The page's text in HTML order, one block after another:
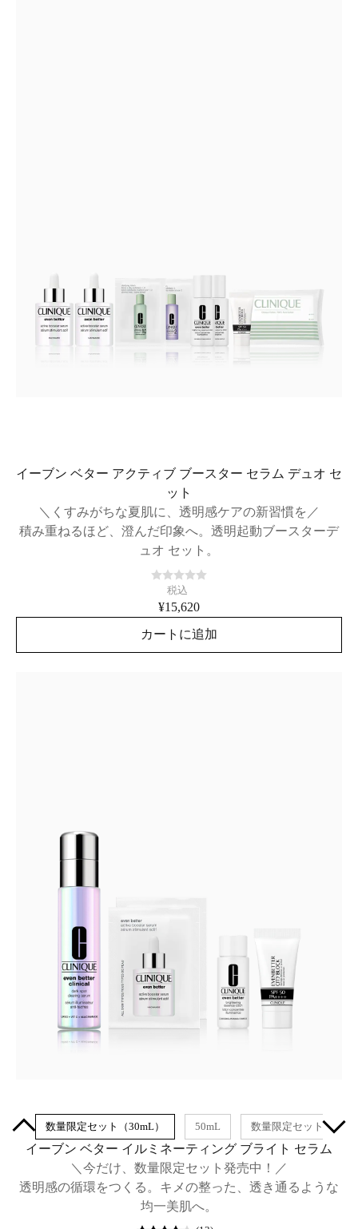
イーブン ベター アクティブ ブースター セラム デュオ セ
ット
＼くすみがちな夏肌に、透明感ケアの新習慣を／
積み重ねるほど、澄んだ印象へ。透明起動ブースターデ
ュオ セット。
税込
¥15,620
カートに追加
数量限定セット（30mL） 50mL 数量限定セット（
イーブン ベター イルミネーティング ブライト セラム
＼今だけ、数量限定セット発売中！／
透明感の循環をつくる。キメの整った、透き通るような
均一美肌へ。